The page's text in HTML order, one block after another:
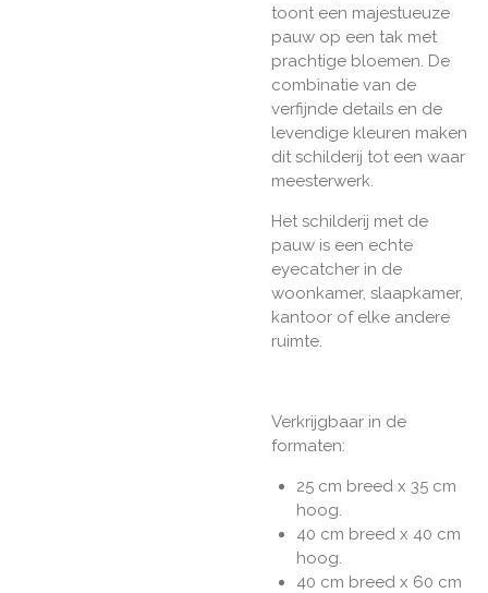
toont een majestueuze
pauw op een tak met
prachtige bloemen. De
combinatie van de
verfijnde details en de
levendige kleuren maken
dit schilderij tot een waar
meesterwerk.
Het schilderij met de
pauw is een echte
eyecatcher in de
woonkamer, slaapkamer,
kantoor of elke andere
ruimte.
Verkrijgbaar in de
formaten:
25 cm breed x 35 cm
hoog.
40 cm breed x 40 cm
hoog.
40 cm breed x 60 cm